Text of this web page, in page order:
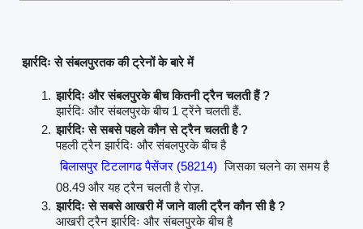
झार्रदिः से संबलपुरतक की ट्रेनों के बारे में
झार्रदिः और संबलपुरके बीच कितनी ट्रैन चलती हैं ?
झार्रदिः और संबलपुरके बीच 1 ट्रेंने चलती हैं.
झार्रदिः से सबसे पहले कौन से ट्रैन चलती है ?
पहली ट्रैन झार्रदिः और संबलपुरके बीच है
बिलासपुर टिटलागढ पैसेंजर (58214) जिसका चलने का समय है
08.49 और यह ट्रैन चलती है रोज़.
झार्रदिः से सबसे आखरी में जाने वाली ट्रैन कौन सी है ?
आखरी ट्रैन झार्रदिः और संबलपुरके बीच है